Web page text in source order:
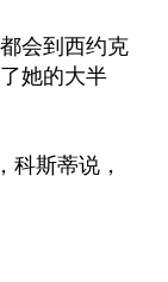
会到西约克
她的大半
科斯蒂说，